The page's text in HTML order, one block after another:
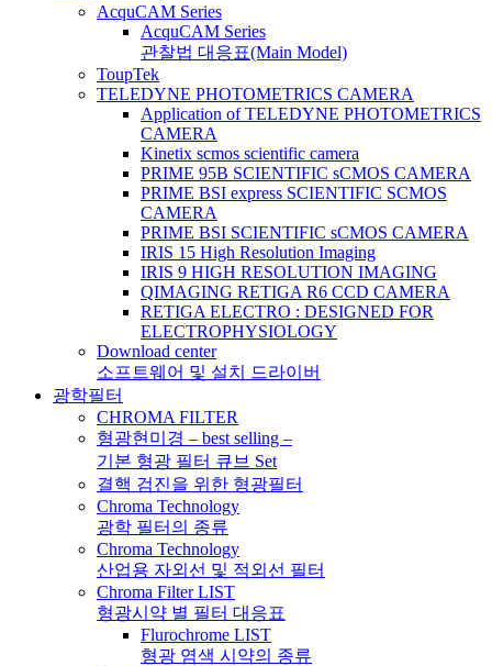
AcquCAM Series
AcquCAM Series
관찰법 대응표(Main Model)
ToupTek
TELEDYNE PHOTOMETRICS CAMERA
Application of TELEDYNE PHOTOMETRICS
CAMERA
Kinetix scmos scientific camera
PRIME 95B SCIENTIFIC sCMOS CAMERA
PRIME BSI express SCIENTIFIC SCMOS
CAMERA
PRIME BSI SCIENTIFIC sCMOS CAMERA
IRIS 15 High Resolution Imaging
IRIS 9 HIGH RESOLUTION IMAGING
QIMAGING RETIGA R6 CCD CAMERA
RETIGA ELECTRO : DESIGNED FOR
ELECTROPHYSIOLOGY
Download center
소프트웨어 및 설치 드라이버
광학필터
CHROMA FILTER
형광현미경 – best selling –
기본 형광 필터 큐브 Set
결핵 검진을 위한 형광필터
Chroma Technology
광학 필터의 종류
Chroma Technology
산업용 자외선 및 적외선 필터
Chroma Filter LIST
형광시약 별 필터 대응표
Flurochrome LIST
형광 염색 시약의 종류